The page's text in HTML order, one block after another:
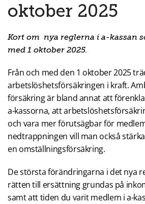
oktober 2025
Kort om nya reglerna i a-kassan
med 1 oktober 2025.
Från och med den 1 oktober 2025
arbetslöshetsförsäkringen i kraft.
försäkring är bland annat att
a-kassorna, att
och vara mer förutsägbar för
nedtrappningen vill man också
en omställningsförsäkring.
De största förändringarna i det nya
rätten till ersättning grundas på
samt att tiden du varit medlem i a-